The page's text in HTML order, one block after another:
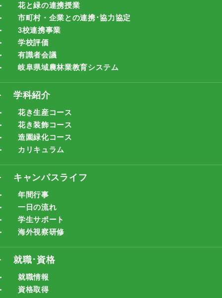
花と緑の連携授業
市町村・企業との連携･協力協定
3校連携事業
学校評価
有識者会議
岐阜県域農林業教育システム
学科紹介
花き生産コース
花き装飾コース
造園緑化コース
カリキュラム
キャンパスライフ
年間行事
一日の流れ
学生サポート
海外視察研修
就職･資格
就職情報
資格取得